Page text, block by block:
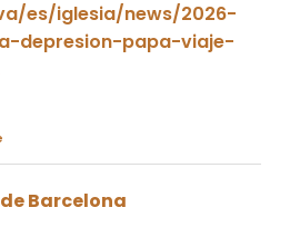
es/iglesia/news/2026-
depresion-papa-viaje-
Barcelona